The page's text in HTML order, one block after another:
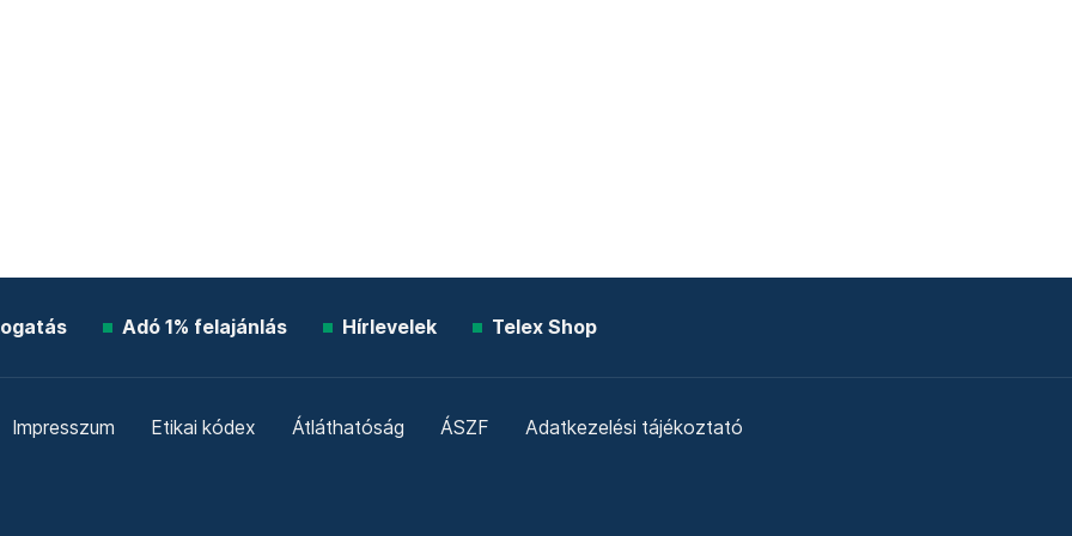
Adó 1% felajánlás Hírlevelek Telex Shop
Impresszum Etikai kódex Átláthatóság ÁSZF Adatkezelési tájékoztató